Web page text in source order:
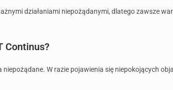
działaniami niepożądanymi, dlatego zawsze
Continus?
niepożądane. W razie pojawienia się niepokojących